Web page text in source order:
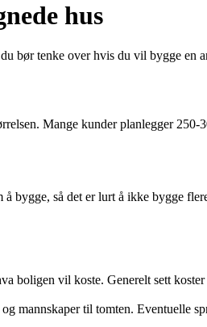
hus
bør tenke over hvis du vil bygge en
Mange kunder planlegger
bygge, så det er lurt å ikke bygge
vil koste. Generelt sett
mannskaper til tomten. Eventuelle